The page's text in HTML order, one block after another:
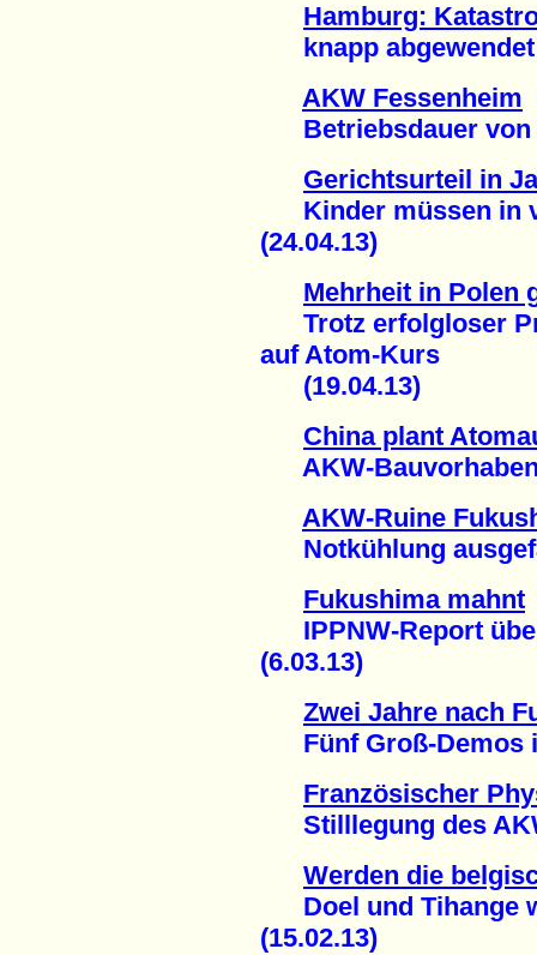
Hamburg:
knapp abgewendet
AKW Fessenheim
Betriebsdauer von
Gerichtsurteil in
Kinder müssen in
(24.04.13)
Mehrheit in Polen
Trotz erfolgloser
auf Atom-Kurs
(19.04.13)
China plant
AKW-Bauvorhaben
AKW-Ruine
Notkühlung
Fukushima mahnt
IPPNW-Report
(6.03.13)
Zwei Jahre nach
Fünf Groß-Demos
Französischer
Stilllegung des
Werden die
Doel und Tihange
(15.02.13)